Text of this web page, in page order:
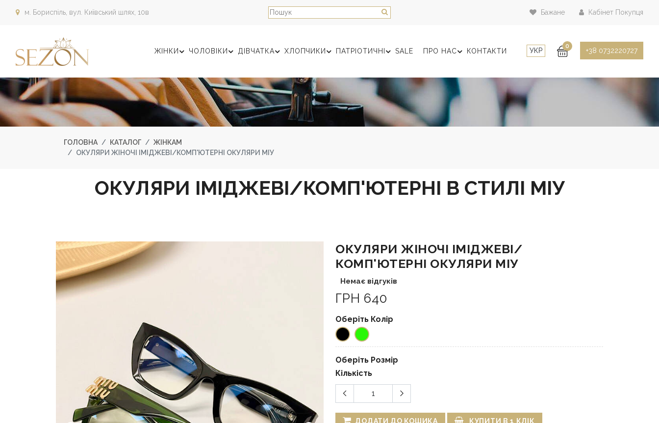
м. Бориспіль, вул. Київський шлях, 10в Бажане Кабінет Покупця
ЖІНКИ ЧОЛОВІКИ ДІВЧАТКА ХЛОПЧИКИ ПАТРІОТИЧНІ SALE ПРО НАС КОНТАКТИ УКР
0
+38 0732220727
ГОЛОВНА КАТАЛОГ
ЖІНКАМ
ОКУЛЯРИ ЖІНОЧІ ІМІДЖЕВІ/КОМП'ЮТЕРНІ ОКУЛЯРИ МІУ
ОКУЛЯРИ ІМІДЖЕВІ/КОМП'ЮТЕРНІ В СТИЛІ МІУ
ОКУЛЯРИ ЖІНОЧІ ІМІДЖЕВІ/
КОМП'ЮТЕРНІ ОКУЛЯРИ МІУ
Немає відгуків
ГРН 640
Оберіть Колір
Оберіть Розмір
Кількість
ДОДАТИ ДО КОШИКА КУПИТИ В 1 КЛІК